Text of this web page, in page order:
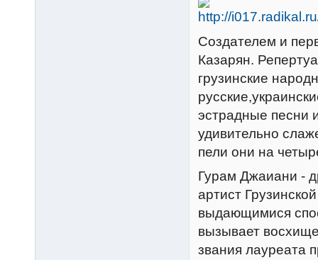
Создателем и
Казарян.
грузинские
эстрадные песни
удивительно
пели они на
Гурам Джаиани -
артист
выдающимися
вызывает
звания лауреата